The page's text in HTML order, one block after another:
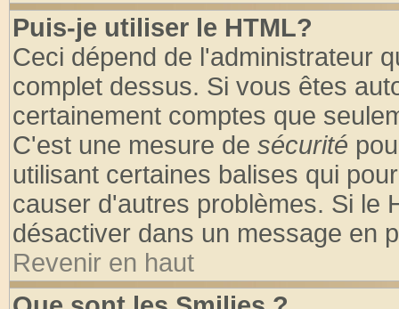
Puis-je utiliser le HTML?
Ceci dépend de l'administrateur
complet dessus. Si vous êtes
certainement comptes que
C'est une mesure de sécurité
utilisant certaines balises qui
causer d'autres problèmes. Si le
désactiver dans un message en
Revenir en haut